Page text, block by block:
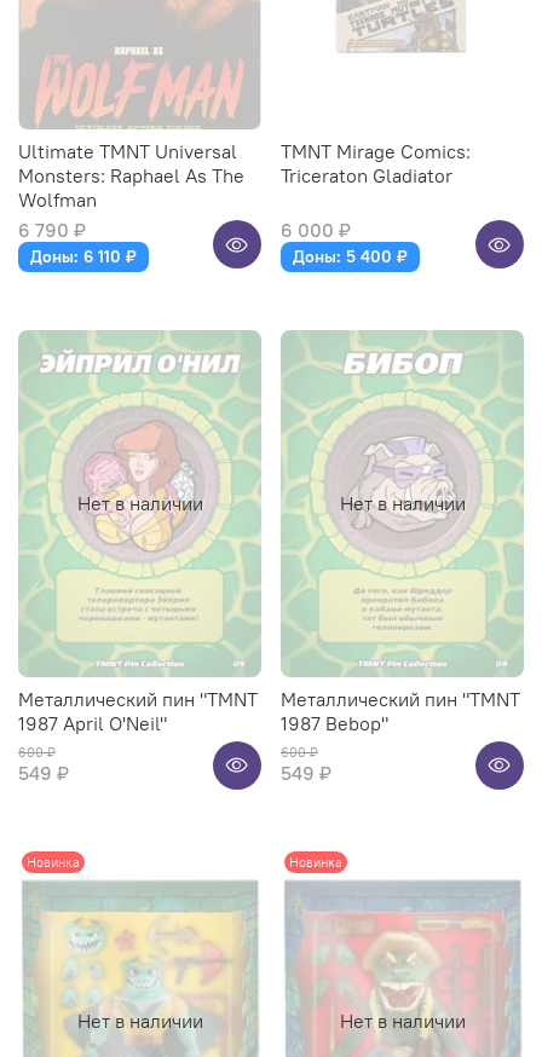
Ultimate TMNT Universal
Monsters: Raphael As The
Wolfman
6 790 ₽
Доны: 6 110 ₽
TMNT Mirage Comics:
Triceraton Gladiator
6 000 ₽
Доны: 5 400 ₽
Нет в наличии
Металлический пин "TMNT
1987 April O'Neil"
600 ₽
549 ₽
Нет в наличии
Металлический пин "TMNT
1987 Bebop"
600 ₽
549 ₽
Нет в наличии
Новинка
Нет в наличии
Новинка